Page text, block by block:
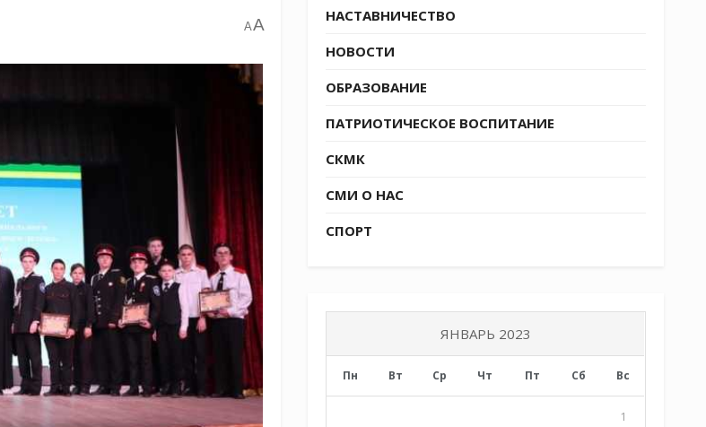
AA
НАСТАВНИЧЕСТВО
НОВОСТИ
ОБРАЗОВАНИЕ
ПАТРИОТИЧЕСКОЕ ВОСПИТАНИЕ
СКМК
СМИ О НАС
СПОРТ
ЯНВАРЬ 2023
Пн Вт Ср Чт Пт Сб Вс
1